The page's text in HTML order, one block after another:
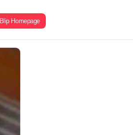
Blip Homepage